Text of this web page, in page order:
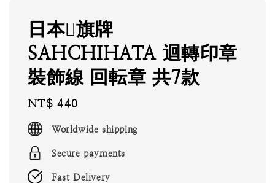
日本𩾇旗牌
SAHCHIHATA 迴轉印章
裝飾線 回転章 共7款
Regular
price
NT$ 440
Worldwide shipping
Secure payments
Fast Delivery